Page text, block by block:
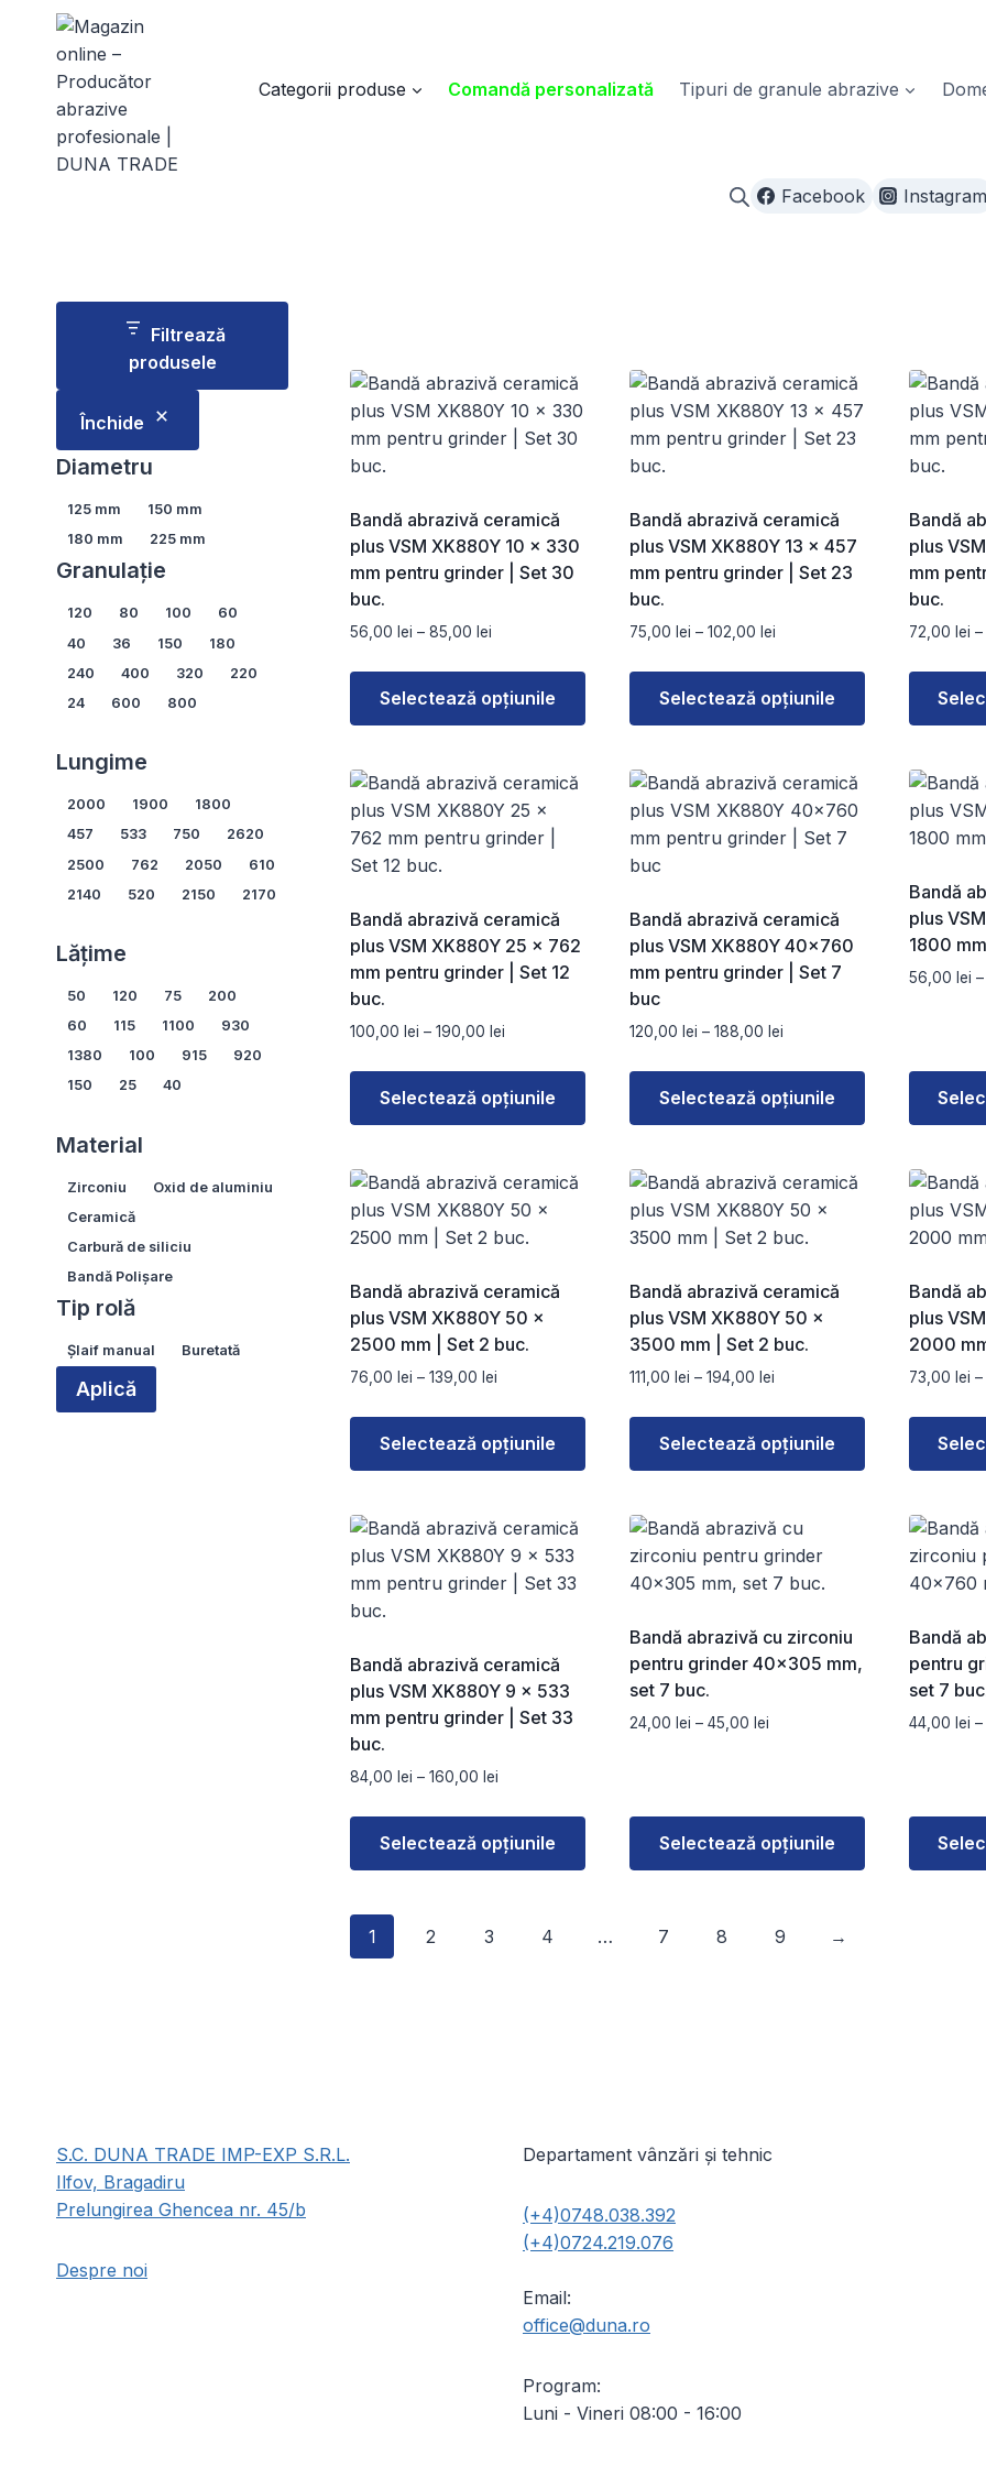
content
Categorii produse
Comandă personalizată Tipuri de granule abrazive
Facebook Instagram
Bandă abrazivă ceramică
plus VSM XK880Y 10 × 330
mm pentru grinder | Set 30
buc.
56,00 lei – 85,00 lei
prețuri:
56,00 lei
până
Selectează opțiunile
produs
are
mai
multe
variații.
pot
fi
alese
în
pagina
produsului.
Bandă abrazivă ceramică
plus VSM XK880Y 13 × 457
mm pentru grinder | Set 23
buc.
75,00 lei – 102,00 leiInterval
prețuri:
75,00 lei
până
Selectează opțiunile
produs
are
mai
multe
variații.
pot
fi
alese
în
pagina
produsului.
Bandă
plus
mm
buc.
72,00 lei –
produs
are
mai
multe
Opțiunile
pot
fi
alese
Bandă abrazivă ceramică
plus VSM XK880Y 25 × 762
mm pentru grinder | Set 12
buc.
100,00 lei – 190,00 lei
prețuri:
100,00 lei
până
Selectează opțiunile
produs
are
mai
multe
Opțiunile
pot
fi
alese
în
pagina
produsului.
Bandă abrazivă ceramică
plus VSM XK880Y 40×760
mm pentru grinder | Set 7
buc
120,00 lei – 188,00 leiInterval
prețuri:
120,00 lei
până
Selectează opțiunile
produs
are
mai
multe
Opțiunile
pot
fi
alese
în
pagina
produsului.
Bandă
plus
1800
56,00 lei –
produs
are
mai
multe
Opțiunile
pot
fi
alese
în
pagina
Bandă abrazivă ceramică
plus VSM XK880Y 50 ×
2500 mm | Set 2 buc.
76,00 lei – 139,00 lei
prețuri:
76,00 lei
până
Selectează opțiunile
produs
are
mai
multe
variații.
pot
fi
alese
în
pagina
produsului.
Bandă abrazivă ceramică
plus VSM XK880Y 50 ×
3500 mm | Set 2 buc.
111,00 lei – 194,00 leiInterval
prețuri:
111,00 lei
până
Selectează opțiunile
produs
are
mai
multe
Opțiunile
pot
fi
alese
produsului.
Bandă
plus
2000
73,00 lei –
produs
are
mai
multe
Opțiunile
pot
fi
alese
Bandă abrazivă ceramică
plus VSM XK880Y 9 × 533
mm pentru grinder | Set 33
buc.
84,00 lei – 160,00 lei
prețuri:
84,00 lei
până
Selectează opțiunile
produs
are
mai
în
Bandă abrazivă cu zirconiu
pentru grinder 40×305 mm,
set 7 buc.
24,00 lei – 45,00 leiInterval
până
la
Selectează opțiunile
în
produsului.
Bandă
pentru
set 7
44,00 lei –
1 2 3 4 … 7 8 9 →
Filtrează
produsele
Închide
Diametru
Diametru
125 mm
150 mm
180 mm
225 mm
Granulație
Granulație
120 80 100
60
40
36 150
180
240
400 320
220
24
600 800
Lungime
Lungime
2000 1900
1800
457
533 750
2620
2500
762 2050
610
2140
520 2150 2170
Lățime
Lățime
50 120 75
200
60
115 1100
930
1380
100 915
920
150
25 40
Material
Material
Zirconiu
Oxid de aluminiu
Ceramică
Carbură de siliciu
Bandă Polișare
Tip rolă
Tip
rolă
Șlaif manual Buretată
Aplică
S.C. DUNA TRADE IMP-EXP S.R.L.
Ilfov, Bragadiru
Prelungirea Ghencea nr. 45/b
Despre noi
Departament vânzări și tehnic
(+4)0748.038.392
(+4)0724.219.076
Email:
office@duna.ro
Program:
Luni - Vineri 08:00 - 16:00